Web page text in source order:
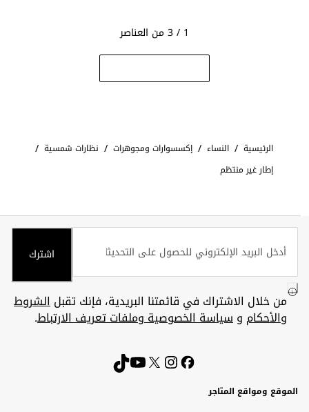
1 / 3 من العناصر
الرئيسية / النساء / إكسسوارات ومجوهرات / نظارات شمسية /
إطار غير منتظم
اشترك
من خلال الاشتراك في قائمتنا البريدية، فإنك تقبلالشروط
والأحكام وسياسة الخصوصية وملفات تعريف الارتباط.
الموقع ومواقع المتاجر